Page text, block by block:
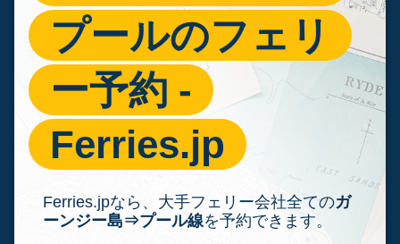
プールのフェリ
ー予約 -
Ferries.jp
Ferries.jpなら、大手フェリー会社全てのガ
ーンジー島⇒プール線を予約できます。